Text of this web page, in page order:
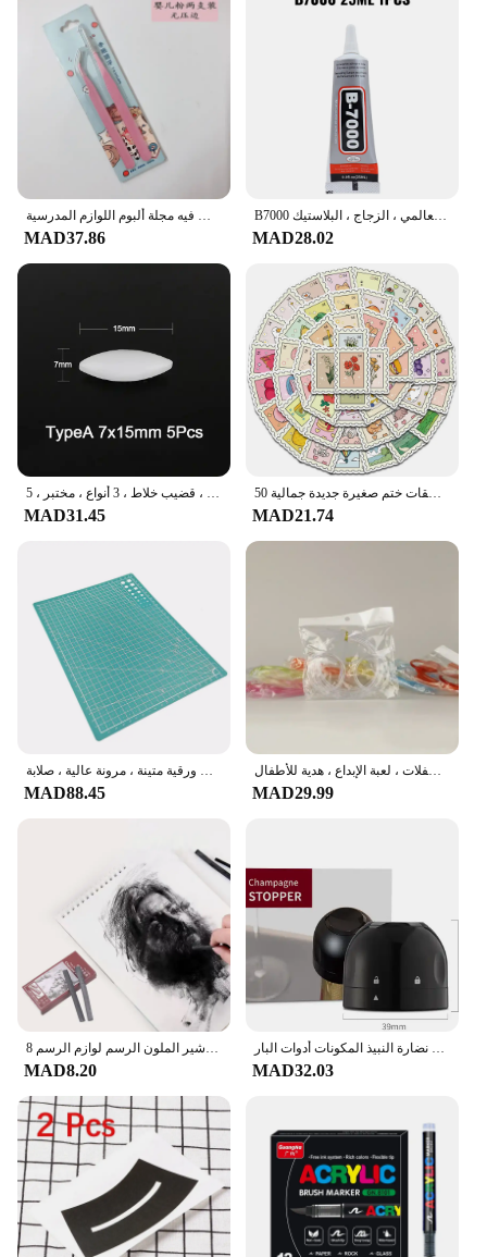
شاركبانغ بوبو 2 قطعة ملاقط القصاصات ملصقا اشي الشريط قطف متعددة أداة القرطاسية لتقوم بها بنفسك غير المرغوب فيه مجلة ألبوم اللوازم المدرسية
MAD37.86
B7000 الغراء مع قضيب الدقة ، اتصال واضح ، إصلاح الهاتف ، لاصق ، العالمي ، الزجاج ، البلاستيك ، DIY بها بنفسك ، B-7000 ، 15 مللي ، 25 مللي ، 50 مللي ، 110 مللي
MAD28.02
قضبان مغناطيسية اسطوانية ، قضيب تحريك مغناطيسي ، مقاوم للتآكل ، قضيب خلاط ، 3 أنواع ، مختبر ، 5 * *
MAD31.45
50 قطعة ملصقات ختم صغيرة جديدة جمالية Harajuku ملابس الشارع الشهير سجل القصاصات Y2k موضة جدار غرفة بار ملصق غرفة نوم جميلة
MAD21.74
حصيرة قطع متعددة الوظائف لفن الحرف اليدوية ، وسادة نحت ورقية متينة ، مرونة عالية ، صلابة ، A3 ، A4 ، A5 ، ديي
MAD88.45
ماصات شرب مرنة من بولي كلوريد الفينيل لينة للأطفال ، نظارات مضحكة ، لوازم الحفلات ، لعبة الإبداع ، هدية للأطفال
MAD29.99
MAD8.20 MAD32.03